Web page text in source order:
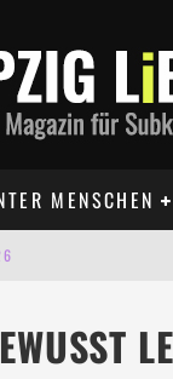
MENSCHEN